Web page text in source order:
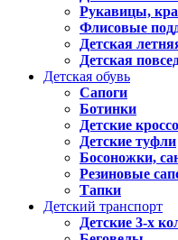
Рукавицы,
Флисовые
Детская
Детская
Детская обувь
Сапоги
Ботинки
Детские
Детские туфли
Босоножки,
Резиновые
Тапки
Детский транспорт
Детские 3-х